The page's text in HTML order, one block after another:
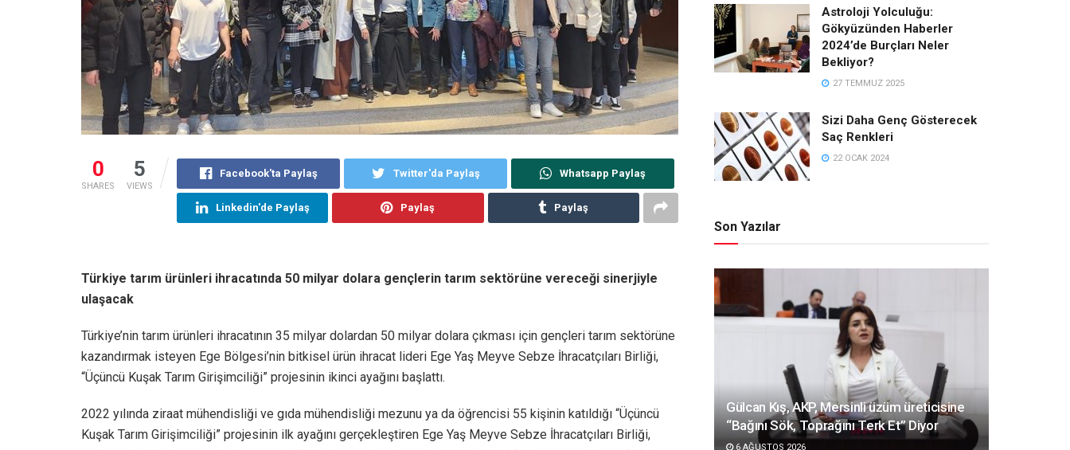
0
SHARES
5
VIEWS
Facebook'ta Paylaş Twitter'da Paylaş Whatsapp Paylaş
Linkedin'de Paylaş Paylaş Paylaş
Türkiye tarım ürünleri ihracatında 50 milyar dolara gençlerin tarım sektörüne vereceği sinerjiyle
ulaşacak
Türkiye’nin tarım ürünleri ihracatının 35 milyar dolardan 50 milyar dolara çıkması için gençleri tarım sektörüne
kazandırmak isteyen Ege Bölgesi’nin bitkisel ürün ihracat lideri Ege Yaş Meyve Sebze İhracatçıları Birliği,
“Üçüncü Kuşak Tarım Girişimciliği” projesinin ikinci ayağını başlattı.
2022 yılında ziraat mühendisliği ve gıda mühendisliği mezunu ya da öğrencisi 55 kişinin katıldığı “Üçüncü
Kuşak Tarım Girişimciliği” projesinin ilk ayağını gerçekleştiren Ege Yaş Meyve Sebze İhracatçıları Birliği,
Astroloji Yolculuğu:
Gökyüzünden Haberler
2024’de Burçları Neler
Bekliyor?
27 TEMMUZ 2025
Sizi Daha Genç Gösterecek
Saç Renkleri
22 OCAK 2024
Son Yazılar
Gülcan Kış, AKP, Mersinli üzüm üreticisine
“Bağını Sök, Toprağını Terk Et” Diyor
6 AĞUSTOS 2026